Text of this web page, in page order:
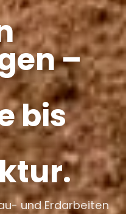
–
bis
und Erdarbeiten